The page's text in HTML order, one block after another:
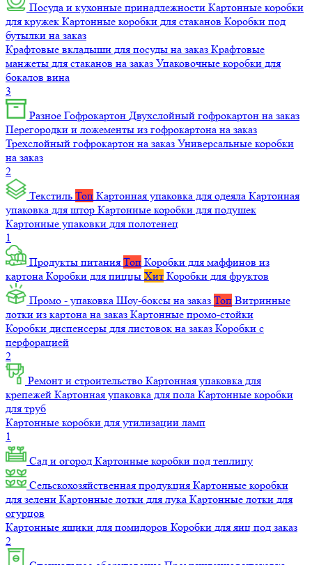
Посуда и кухонные принадлежности Картонные коробки
для кружек Картонные коробки для стаканов Коробки под
бутылки на заказ
Крафтовые вкладыши для посуды на заказ Крафтовые
манжеты для стаканов на заказ Упаковочные коробки для
бокалов вина
3
Разное Гофрокартон Двухслойный гофрокартон на заказ
Перегородки и ложементы из гофрокартона на заказ
Трехслойный гофрокартон на заказ Универсальные коробки
на заказ
2
Текстиль Топ Картонная упаковка для одеяла Картонная
упаковка для штор Картонные коробки для подушек
Картонные упаковки для полотенец
1
Продукты питания Топ Коробки для маффинов из
картона Коробки для пиццы Хит Коробки для фруктов
Промо - упаковка Шоу-боксы на заказ Топ Витринные
лотки из картона на заказ Картонные промо-стойки
Коробки диспенсеры для листовок на заказ Коробки с
перфорацией
2
Ремонт и строительство Картонная упаковка для
крепежей Картонная упаковка для пола Картонные коробки
для труб
Картонные коробки для утилизации ламп
1
Сад и огород Картонные коробки под теплицу
Сельскохозяйственная продукция Картонные коробки
для зелени Картонные лотки для лука Картонные лотки для
огурцов
Картонные ящики для помидоров Коробки для яиц под заказ
2